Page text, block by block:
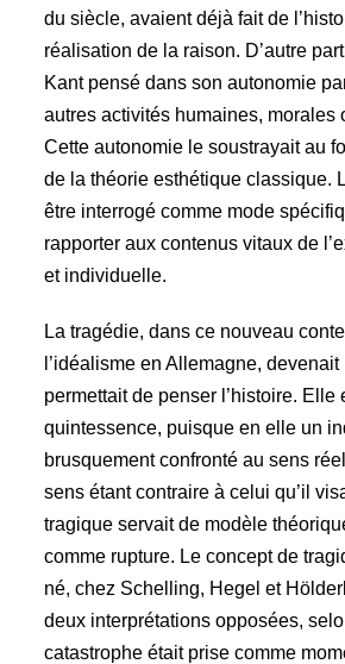
du siècle, avaient déjà fait de
réalisation de la raison. D’autre
Kant pensé dans son autonomie
autres activités humaines, morales
Cette autonomie le soustrayait au
de la théorie esthétique classique.
être interrogé comme mode
rapporter aux contenus vitaux de
et individuelle.
La tragédie, dans ce nouveau
l’idéalisme en Allemagne, devenait
permettait de penser l’histoire. Elle
quintessence, puisque en elle un
brusquement confronté au sens
sens étant contraire à celui qu’il
tragique servait de modèle
comme rupture. Le concept de
né, chez Schelling, Hegel et
deux interprétations opposées,
catastrophe était prise comme